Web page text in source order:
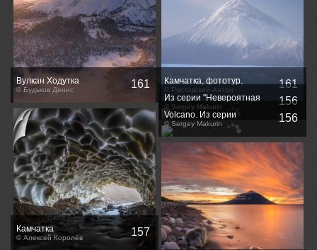
Вулкан Ходутка
© Будьков Денис 161 Камчатка, фототур.
© Ростовский Антон 161
Камчатка
© Алексей Королёв 157
Из серии "Невероятная
Камчатка"...
© Sergey Makurin 156
Volcano. Из серии
"Невероятная Камчатка"
© Sergey Makurin 156